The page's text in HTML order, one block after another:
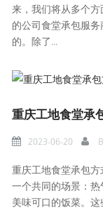
来，我们将从多个
的公司食堂承包服
的。除了...
2023-06-20
重庆工地食堂承包
一个共同的场景：
美味可口的饭菜。